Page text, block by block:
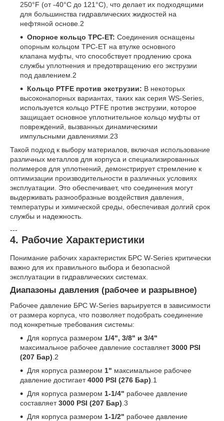
250°F (от -40°C до 121°C), что делает их подходящими
для большинства гидравлических жидкостей на
нефтяной основе.2
Опорное кольцо TPC-ET: Соединения оснащены
опорным кольцом TPC-ET на втулке основного
клапана муфты, что способствует продлению срока
службы уплотнения и предотвращению его экструзии
под давлением.2
Кольцо PTFE против экструзии: В некоторых
высоконапорных вариантах, таких как серия WS-Series,
используется кольцо PTFE против экструзии, которое
защищает основное уплотнительное кольцо муфты от
повреждений, вызванных динамическими
импульсными давлениями.23
Такой подход к выбору материалов, включая использование
различных металлов для корпуса и специализированных
полимеров для уплотнений, демонстрирует стремление к
оптимизации производительности в различных условиях
эксплуатации. Это обеспечивает, что соединения могут
выдерживать разнообразные воздействия давления,
температуры и химической среды, обеспечивая долгий срок
службы и надежность.
---
4. Рабочие Характеристики
Понимание рабочих характеристик БРС W-Series критически
важно для их правильного выбора и безопасной
эксплуатации в гидравлических системах.
Диапазоны давления (рабочее и разрывное)
Рабочее давление БРС W-Series варьируется в зависимости
от размера корпуса, что позволяет подобрать соединение
под конкретные требования системы:
Для корпуса размером 1/4", 3/8" и 3/4"
максимальное рабочее давление составляет3000 PSI
(207 Бар) 2
Для корпуса размером 1" максимальное рабочее
давление достигает4000 PSI (276 Бар) 1
Для корпуса размером 1-1/4" рабочее давление
составляет3000 PSI (207 Бар) 3
Для корпуса размером 1-1/2" рабочее давление